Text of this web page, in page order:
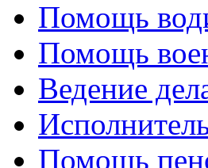
Помощь
Помощь
Ведение
Помощь